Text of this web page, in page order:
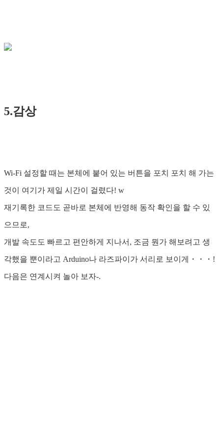
5.감상
Wi-Fi 설정할 때는 본체에 붙어 있는 버튼을 포치 포치 해 가는
것이 여기가 제일 시간이 걸렸다! w
재기록한 코드도 곧바로 본체에 반영해 동작 확인을 할 수 있
으므로,
개발 속도도 빠르고 편안하게 지나서, 조금 뭔가 해보려고 생
각했을 뿐이라고 Arduino나 라즈파이가 서리로 보이게・・・!
다음은 연계시켜 놀아 보자-.